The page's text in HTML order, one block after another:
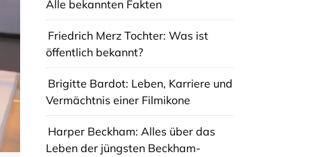
Alle bekannten Fakten
Friedrich Merz Tochter: Was ist
öffentlich bekannt?
Brigitte Bardot: Leben, Karriere und
Vermächtnis einer Filmikone
Harper Beckham: Alles über das
Leben der jüngsten Beckham-